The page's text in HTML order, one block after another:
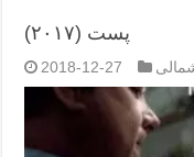
پست (۲۰۱۷)
2018-12-27